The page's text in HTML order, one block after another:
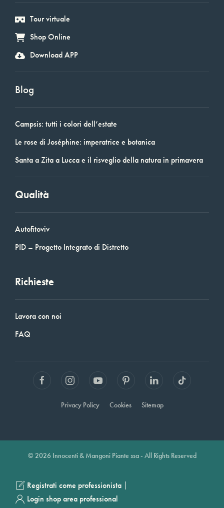
Tour virtuale
Shop Online
Download APP
Blog
Campsis: tutti i colori dell’estate
Le rose di Joséphine: imperatrice e botanica
Santa a Zita a Lucca e il risveglio della natura in primavera
Qualità
Autofitoviv
PID – Progetto Integrato di Distretto
Richieste
Lavora con noi
FAQ
Privacy Policy Cookies Sitemap
© 2026 Innocenti & Mangoni Piante ssa - All Rights Reserved
Registrati come professionista |
Login shop area professional